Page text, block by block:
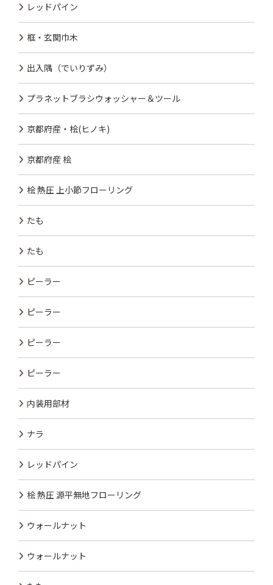
レッドパイン
框・玄関巾木
出入隅（でいりずみ）
プラネットブラシウォッシャー＆ツール
京都府産・桧(ヒノキ)
京都府産 桧
桧 熱圧 上小節フローリング
たも
たも
ピーラー
ピーラー
ピーラー
ピーラー
内装用部材
ナラ
レッドパイン
桧 熱圧 源平無地フローリング
ウォールナット
ウォールナット